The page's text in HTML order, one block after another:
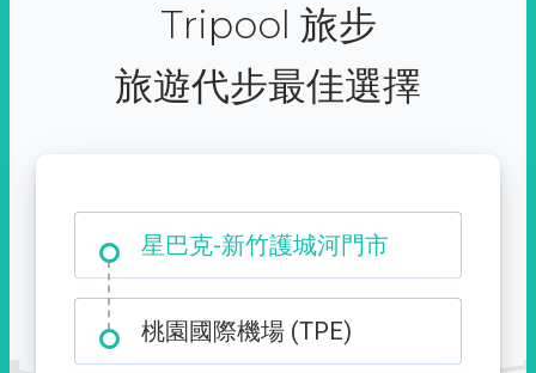
Tripool 旅步
旅遊代步最佳選擇
星巴克-新竹護城河門市
大霸尖山登山口
桃園國際機場 (TPE)